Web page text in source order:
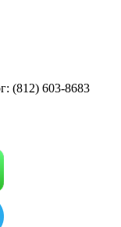
(812) 603-8683